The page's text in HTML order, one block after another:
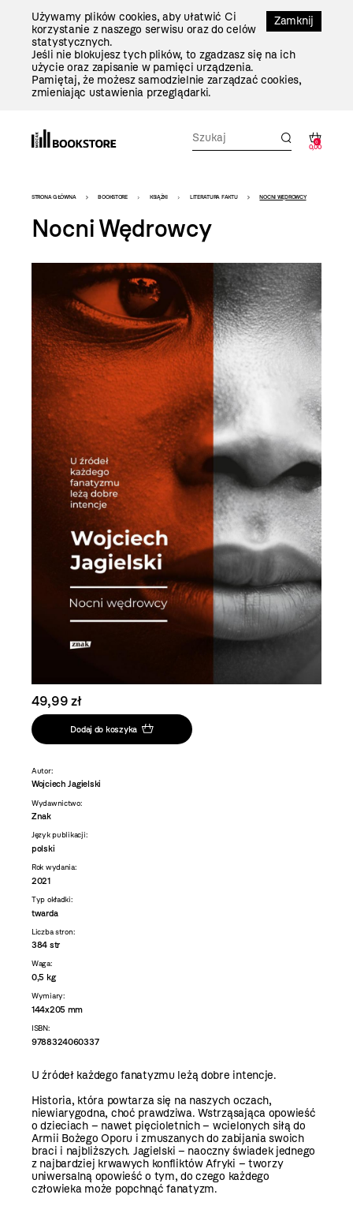
Zamknij
Używamy plików cookies, aby ułatwić Ci
korzystanie z naszego serwisu oraz do celów
statystycznych.
Jeśli nie blokujesz tych plików, to zgadzasz się na ich
użycie oraz zapisanie w pamięci urządzenia.
Pamiętaj, że możesz samodzielnie zarządzać cookies,
zmieniając ustawienia przeglądarki.
0
0,00
Bookstore
-
szablon
szczegóły
STRONA GŁÓWNA BOOKSTORE KSIĄŻKI LITERATURA FAKTU NOCNI WĘDROWCY
Nocni Wędrowcy
49,99 zł
Dodaj do koszyka
Autor:
Wojciech Jagielski
Wydawnictwo:
Znak
Język publikacji:
polski
Rok wydania:
2021
Typ okładki:
twarda
Liczba stron:
384 str
Waga:
0,5 kg
Wymiary:
144x205 mm
ISBN:
9788324060337
U źródeł każdego fanatyzmu leżą dobre intencje.
Historia, która powtarza się na naszych oczach,
niewiarygodna, choć prawdziwa. Wstrząsająca opowieść
o dzieciach – nawet pięcioletnich – wcielonych siłą do
Armii Bożego Oporu i zmuszanych do zabijania swoich
braci i najbliższych. Jagielski – naoczny świadek jednego
z najbardziej krwawych konfliktów Afryki – tworzy
uniwersalną opowieść o tym, do czego każdego
człowieka może popchnąć fanatyzm.